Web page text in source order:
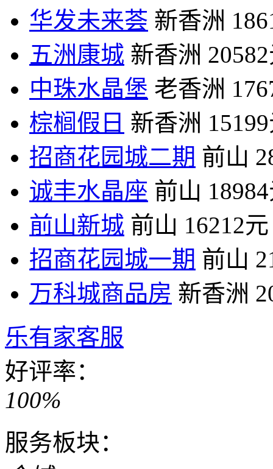
华发未来荟 新香洲
五洲康城 新香洲
中珠水晶堡 老香洲
棕榈假日 新香洲
招商花园城二期 前山
诚丰水晶座 前山
前山新城 前山 16212元
招商花园城一期 前山
万科城商品房 新香洲
乐有家客服
好评率：
100%
服务板块：